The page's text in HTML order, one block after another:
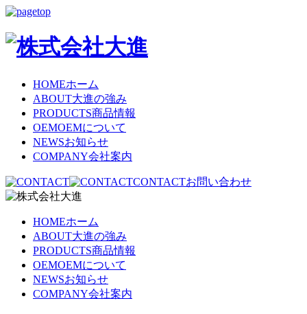
HOMEホーム
ABOUT大進の強み
PRODUCTS商品情報
OEMOEMについて
NEWSお知らせ
COMPANY会社案内
CONTACTお問い合わせ
HOMEホーム
ABOUT大進の強み
PRODUCTS商品情報
OEMOEMについて
NEWSお知らせ
COMPANY会社案内